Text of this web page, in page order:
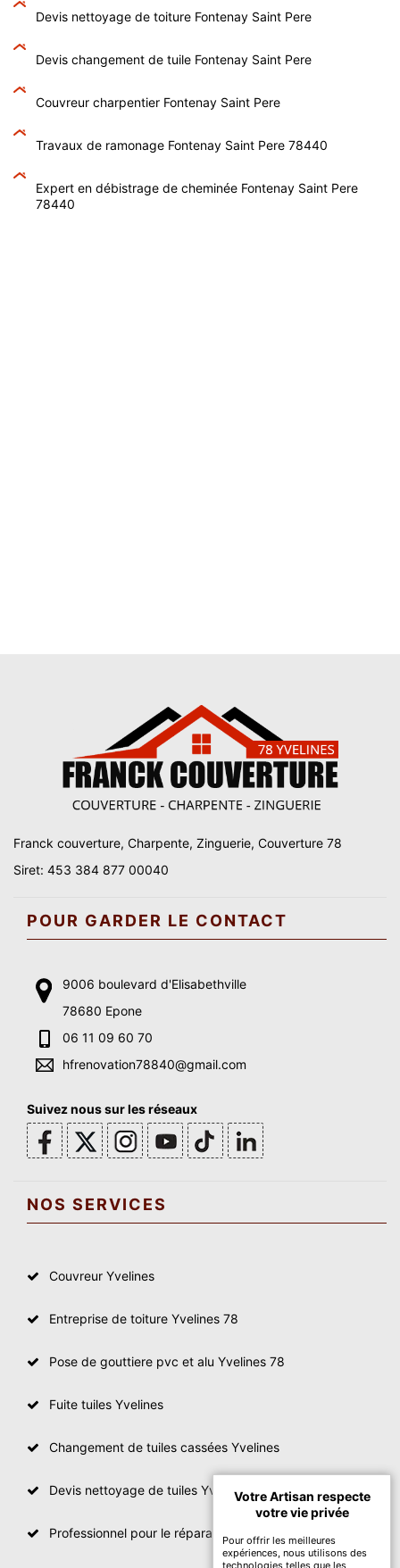
Devis nettoyage de toiture Fontenay Saint Pere
Devis changement de tuile Fontenay Saint Pere
Couvreur charpentier Fontenay Saint Pere
Travaux de ramonage Fontenay Saint Pere 78440
Expert en débistrage de cheminée Fontenay Saint Pere
78440
Franck couverture, Charpente, Zinguerie, Couverture 78
Siret: 453 384 877 00040
POUR GARDER LE CONTACT
9006 boulevard d'Elisabethville
78680 Epone
06 11 09 60 70
hfrenovation78840@gmail.com
Suivez nous sur les réseaux
NOS SERVICES
Couvreur Yvelines
Entreprise de toiture Yvelines 78
Pose de gouttiere pvc et alu Yvelines 78
Fuite tuiles Yvelines
Changement de tuiles cassées Yvelines
Devis nettoyage de tuiles Yvelines
Professionnel pour le réparation de toit Yvelines
Votre Artisan respecte
votre vie privée
Pour offrir les meilleures
expériences, nous utilisons des
technologies telles que les